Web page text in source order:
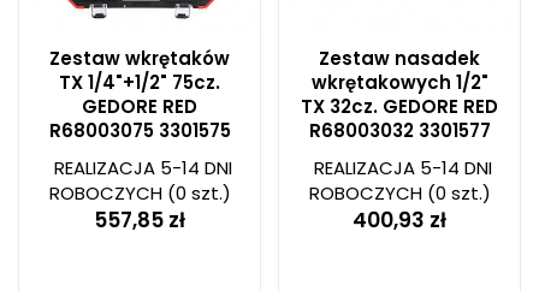
Zestaw wkrętaków
TX 1/4"+1/2" 75cz.
GEDORE RED
R68003075 3301575
REALIZACJA 5-14 DNI
ROBOCZYCH(0 szt.)
557,85 zł
Zestaw nasadek
wkrętakowych 1/2"
TX 32cz. GEDORE RED
R68003032 3301577
REALIZACJA 5-14 DNI
ROBOCZYCH(0 szt.)
400,93 zł